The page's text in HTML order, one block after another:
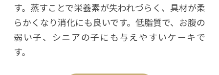
す。蒸すことで栄養素が失われづらく、具材が柔
らかくなり消化にも良いです。低脂質で、お腹の
弱い子、シニアの子にも与えやすいケーキで
す。